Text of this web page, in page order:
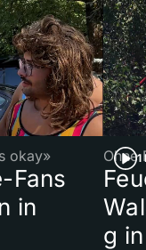
okay»
Fans
in
1
Ohne
g